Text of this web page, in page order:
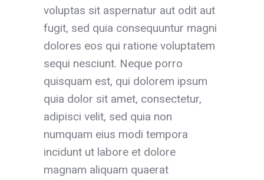
voluptas sit aspernatur aut odit aut
fugit, sed quia consequuntur magni
dolores eos qui ratione voluptatem
sequi nesciunt. Neque porro
quisquam est, qui dolorem ipsum
quia dolor sit amet, consectetur,
adipisci velit, sed quia non
numquam eius modi tempora
incidunt ut labore et dolore
magnam aliquam quaerat